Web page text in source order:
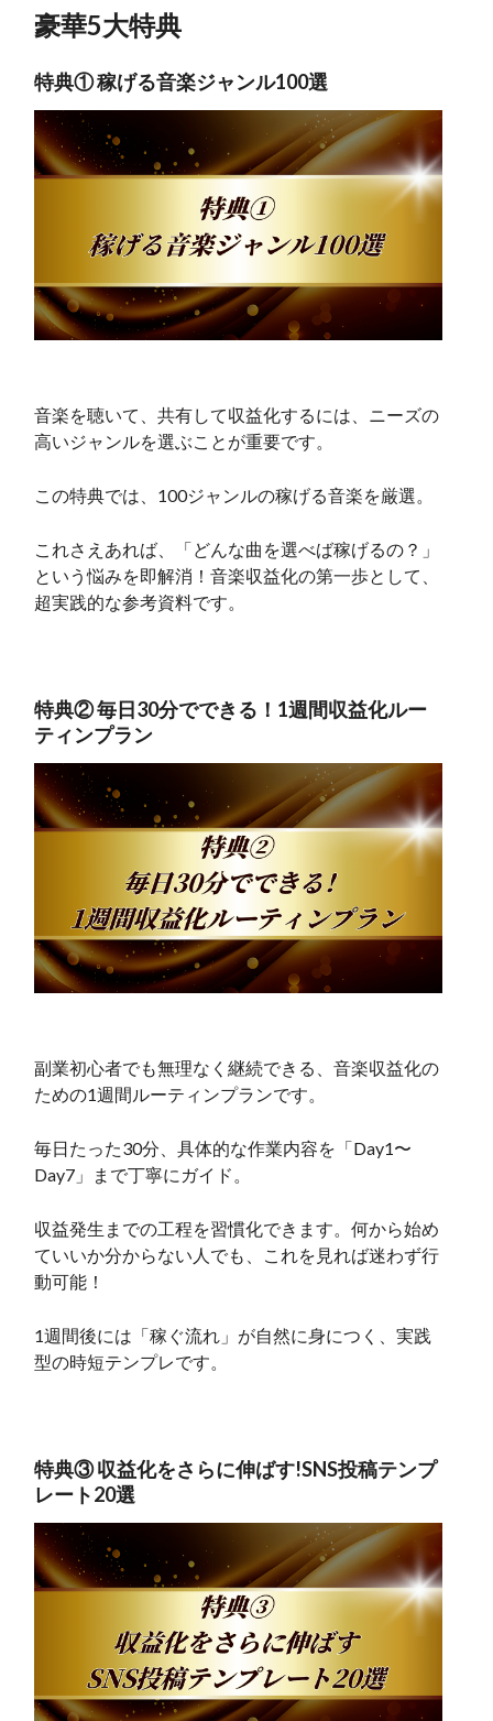
豪華5大特典
特典① 稼げる音楽ジャンル100選
音楽を聴いて、共有して収益化するには、ニーズの
高いジャンルを選ぶことが重要です。
この特典では、100ジャンルの稼げる音楽を厳選。
これさえあれば、「どんな曲を選べば稼げるの？」
という悩みを即解消！音楽収益化の第一歩として、
超実践的な参考資料です。
特典② 毎日30分でできる！1週間収益化ルー
ティンプラン
副業初心者でも無理なく継続できる、音楽収益化の
ための1週間ルーティンプランです。
毎日たった30分、具体的な作業内容を「Day1〜
Day7」まで丁寧にガイド。
収益発生までの工程を習慣化できます。何から始め
ていいか分からない人でも、これを見れば迷わず行
動可能！
1週間後には「稼ぐ流れ」が自然に身につく、実践
型の時短テンプレです。
特典③ 収益化をさらに伸ばす!SNS投稿テンプ
レート20選